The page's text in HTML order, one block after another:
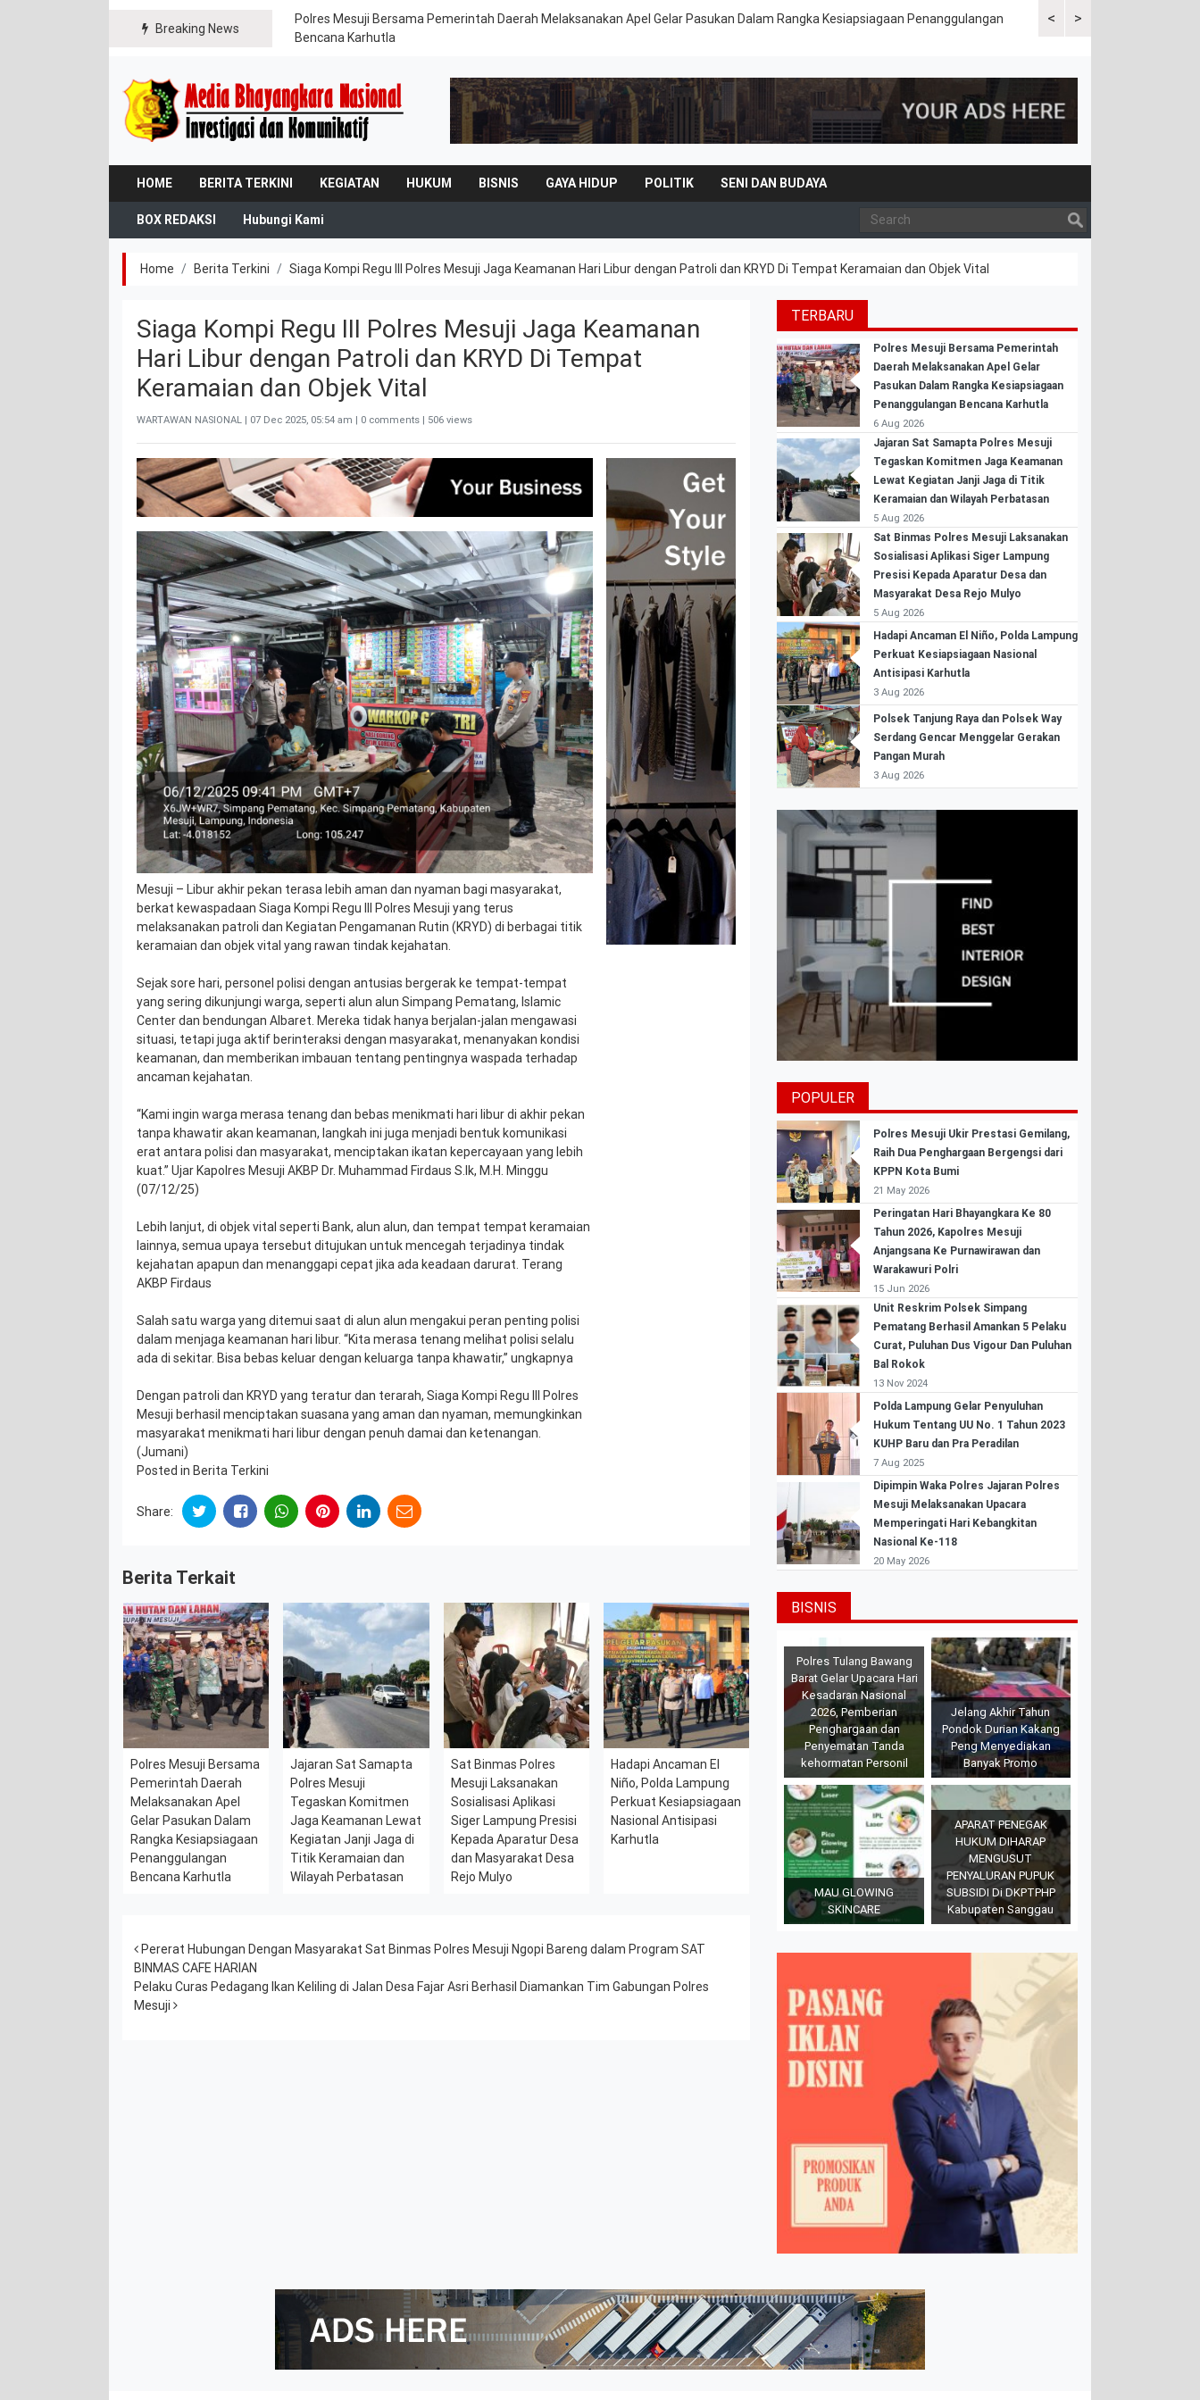
Breaking News
<
Polres Mesuji Bersama Pemerintah Daerah Melaksanakan Apel Gelar Pasukan Dalam Rangka Kesiapsiagaan Penanggulangan
Bencana Karhutla
Jajaran Sat Samapta
>
HOME BERITA TERKINI KEGIATAN HUKUM BISNIS GAYA HIDUP POLITIK SENI DAN BUDAYA
BOX REDAKSI Hubungi Kami
Home Berita Terkini Siaga Kompi Regu III Polres Mesuji Jaga Keamanan Hari Libur dengan Patroli dan KRYD Di Tempat Keramaian dan Objek Vital
Siaga Kompi Regu III Polres Mesuji Jaga Keamanan
Hari Libur dengan Patroli dan KRYD Di Tempat
Keramaian dan Objek Vital
WARTAWAN NASIONAL | 07 Dec 2025, 05:54 am | 0 comments | 506 views
Mesuji – Libur akhir pekan terasa lebih aman dan nyaman bagi masyarakat,
berkat kewaspadaan Siaga Kompi Regu III Polres Mesuji yang terus
melaksanakan patroli dan Kegiatan Pengamanan Rutin (KRYD) di berbagai titik
keramaian dan objek vital yang rawan tindak kejahatan.
Sejak sore hari, personel polisi dengan antusias bergerak ke tempat-tempat
yang sering dikunjungi warga, seperti alun alun Simpang Pematang, Islamic
Center dan bendungan Albaret. Mereka tidak hanya berjalan-jalan mengawasi
situasi, tetapi juga aktif berinteraksi dengan masyarakat, menanyakan kondisi
keamanan, dan memberikan imbauan tentang pentingnya waspada terhadap
ancaman kejahatan.
“Kami ingin warga merasa tenang dan bebas menikmati hari libur di akhir pekan
tanpa khawatir akan keamanan, langkah ini juga menjadi bentuk komunikasi
erat antara polisi dan masyarakat, menciptakan ikatan kepercayaan yang lebih
kuat.” Ujar Kapolres Mesuji AKBP Dr. Muhammad Firdaus S.Ik, M.H. Minggu
(07/12/25)
Lebih lanjut, di objek vital seperti Bank, alun alun, dan tempat tempat keramaian
lainnya, semua upaya tersebut ditujukan untuk mencegah terjadinya tindak
kejahatan apapun dan menanggapi cepat jika ada keadaan darurat. Terang
AKBP Firdaus
Salah satu warga yang ditemui saat di alun alun mengakui peran penting polisi
dalam menjaga keamanan hari libur. “Kita merasa tenang melihat polisi selalu
ada di sekitar. Bisa bebas keluar dengan keluarga tanpa khawatir,” ungkapnya
Dengan patroli dan KRYD yang teratur dan terarah, Siaga Kompi Regu III Polres
Mesuji berhasil menciptakan suasana yang aman dan nyaman, memungkinkan
masyarakat menikmati hari libur dengan penuh damai dan ketenangan.
(Jumani)
Posted in Berita Terkini
Share:
Berita Terkait
Polres Mesuji Bersama
Pemerintah Daerah
Melaksanakan Apel
Gelar Pasukan Dalam
Rangka Kesiapsiagaan
Penanggulangan
Bencana Karhutla
Jajaran Sat Samapta
Polres Mesuji
Tegaskan Komitmen
Jaga Keamanan Lewat
Kegiatan Janji Jaga di
Titik Keramaian dan
Wilayah Perbatasan
Sat Binmas Polres
Mesuji Laksanakan
Sosialisasi Aplikasi
Siger Lampung Presisi
Kepada Aparatur Desa
dan Masyarakat Desa
Rejo Mulyo
Hadapi Ancaman El
Niño, Polda Lampung
Perkuat Kesiapsiagaan
Nasional Antisipasi
Karhutla
Post navigation
Pererat Hubungan Dengan Masyarakat Sat Binmas Polres Mesuji Ngopi Bareng dalam Program SAT
BINMAS CAFE HARIAN
Pelaku Curas Pedagang Ikan Keliling di Jalan Desa Fajar Asri Berhasil Diamankan Tim Gabungan Polres
Mesuji
TERBARU
Polres Mesuji Bersama Pemerintah
Daerah Melaksanakan Apel Gelar
Pasukan Dalam Rangka Kesiapsiagaan
Penanggulangan Bencana Karhutla
6 Aug 2026
Jajaran Sat Samapta Polres Mesuji
Tegaskan Komitmen Jaga Keamanan
Lewat Kegiatan Janji Jaga di Titik
Keramaian dan Wilayah Perbatasan
5 Aug 2026
Sat Binmas Polres Mesuji Laksanakan
Sosialisasi Aplikasi Siger Lampung
Presisi Kepada Aparatur Desa dan
Masyarakat Desa Rejo Mulyo
5 Aug 2026
Hadapi Ancaman El Niño, Polda Lampung
Perkuat Kesiapsiagaan Nasional
Antisipasi Karhutla
3 Aug 2026
Polsek Tanjung Raya dan Polsek Way
Serdang Gencar Menggelar Gerakan
Pangan Murah
3 Aug 2026
POPULER
Polres Mesuji Ukir Prestasi Gemilang,
Raih Dua Penghargaan Bergengsi dari
KPPN Kota Bumi
21 May 2026
Peringatan Hari Bhayangkara Ke 80
Tahun 2026, Kapolres Mesuji
Anjangsana Ke Purnawirawan dan
Warakawuri Polri
15 Jun 2026
Unit Reskrim Polsek Simpang
Pematang Berhasil Amankan 5 Pelaku
Curat, Puluhan Dus Vigour Dan Puluhan
Bal Rokok
13 Nov 2024
Polda Lampung Gelar Penyuluhan
Hukum Tentang UU No. 1 Tahun 2023
KUHP Baru dan Pra Peradilan
7 Aug 2025
Dipimpin Waka Polres Jajaran Polres
Mesuji Melaksanakan Upacara
Memperingati Hari Kebangkitan
Nasional Ke-118
20 May 2026
BISNIS
Polres Tulang Bawang
Barat Gelar Upacara Hari
Kesadaran Nasional
2026, Pemberian
Penghargaan dan
Penyematan Tanda
kehormatan Personil
Jelang Akhir Tahun
Pondok Durian Kakang
Peng Menyediakan
Banyak Promo
MAU GLOWING
SKINCARE
APARAT PENEGAK
HUKUM DIHARAP
MENGUSUT
PENYALURAN PUPUK
SUBSIDI Di DKPTPHP
Kabupaten Sanggau